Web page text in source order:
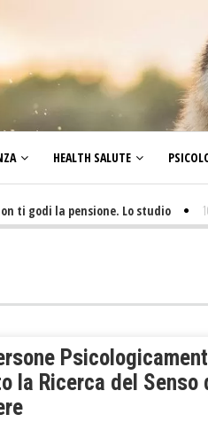
HEALTH SALUTE
la pensione. Lo studio 10
la Ricerca del Senso